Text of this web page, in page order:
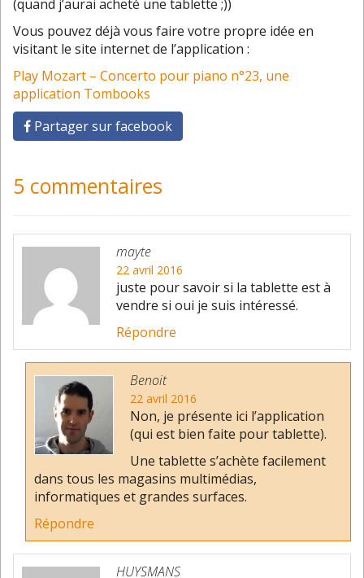
(quand j’aurai acheté une tablette ;))
Vous pouvez déjà vous faire votre propre idée en
visitant le site internet de l’application :
Play Mozart – Concerto pour piano n°23, une
application Tombooks
Partager sur facebook
5 commentaires
mayte
22 avril 2016
juste pour savoir si la tablette est à
vendre si oui je suis intéressé.
Répondre
Benoit
22 avril 2016
Non, je présente ici l’application
(qui est bien faite pour tablette).
Une tablette s’achète facilement
dans tous les magasins multimédias,
informatiques et grandes surfaces.
Répondre
HUYSMANS